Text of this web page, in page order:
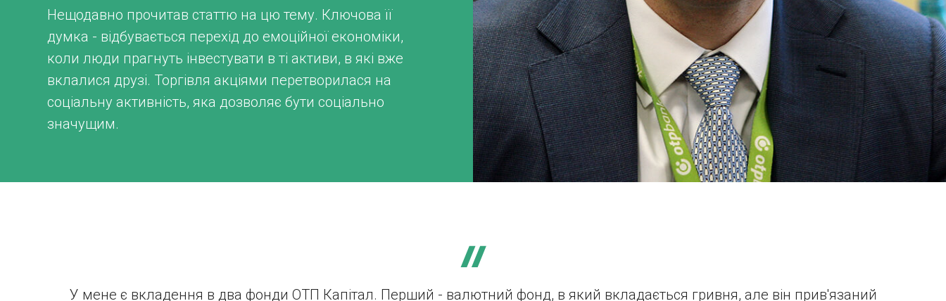
Нещодавно прочитав статтю на цю тему. Ключова її
думка - відбувається перехід до емоційної економіки,
коли люди прагнуть інвестувати в ті активи, в які вже
вклалися друзі. Торгівля акціями перетворилася на
соціальну активність, яка дозволяє бути соціально
значущим.
У мене є вкладення в два фонди ОТП Капітал. Перший - валютний фонд, в який вкладається гривня, але він прив'язаний